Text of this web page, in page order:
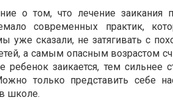
о том, что лечение заикания
современных практик,
уже сказали, не затягивать с
а самым опасным возрастом
заикается, тем сильнее
только представить себе
школе.